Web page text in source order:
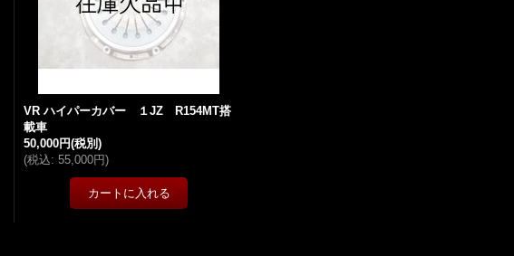
VR ハイパーカバー １JZ R154MT搭
載車
50,000円(税別)
(税込: 55,000円)